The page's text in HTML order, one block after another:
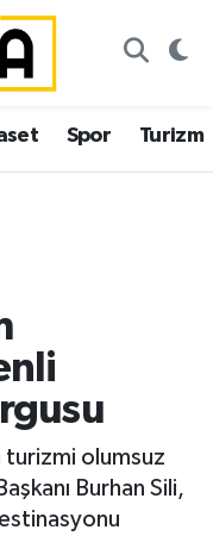
Spor Turizm
turizmi olumsuz
Burhan Sili,